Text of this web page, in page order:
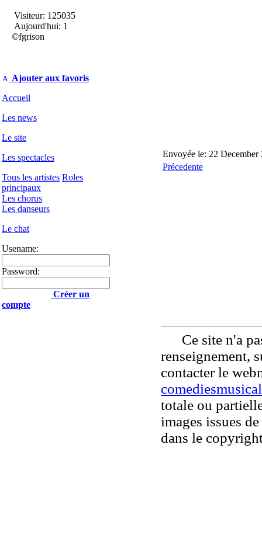
Visiteur: 125035
Aujourd'hui: 1
©fgrison
Ajouter aux favoris
Accueil
Les news
Le site
Les spectacles
Tous les artistes Roles
principaux
Les chorus
Les danseurs
Le chat
Usename:
Password:
Créer un
compte
Envoyée le: 22
Précedente
Ce site n'a
renseignement,
contacter le
totale ou
images issues
dans le